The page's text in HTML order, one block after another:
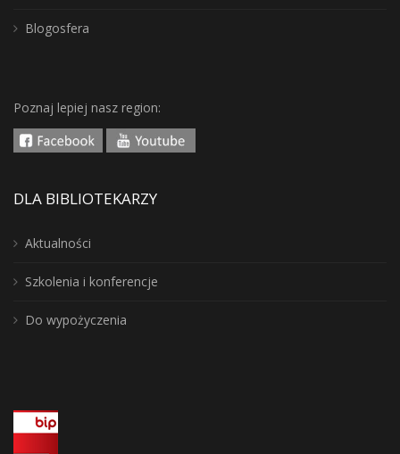
Blogosfera
Poznaj lepiej nasz region:
DLA BIBLIOTEKARZY
Aktualności
Szkolenia i konferencje
Do wypożyczenia